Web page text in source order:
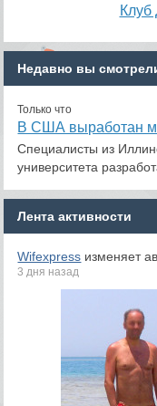
Недавно вы
Только что
В США выработан
Специалисты из
университета
Лента активности
Wifexpress изменяет
3 дня назад